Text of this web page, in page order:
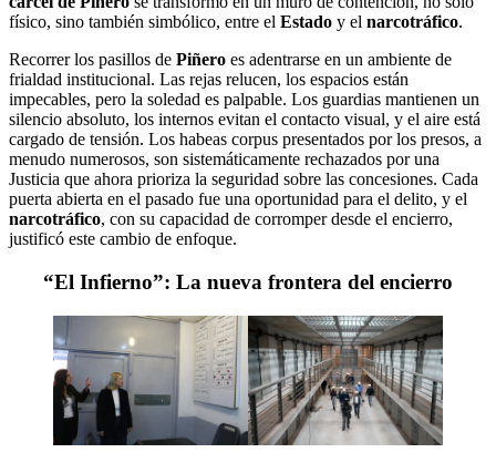
físico, sino también simbólico, entre el Estado y el narcotráfico.
Recorrer los pasillos de Piñero es adentrarse en un ambiente de
frialdad institucional. Las rejas relucen, los espacios están
impecables, pero la soledad es palpable. Los guardias mantienen un
silencio absoluto, los internos evitan el contacto visual, y el aire está
cargado de tensión. Los habeas corpus presentados por los presos, a
menudo numerosos, son sistemáticamente rechazados por una
Justicia que ahora prioriza la seguridad sobre las concesiones. Cada
puerta abierta en el pasado fue una oportunidad para el delito, y el
narcotráfico, con su capacidad de corromper desde el encierro,
justificó este cambio de enfoque.
“El Infierno”: La nueva frontera del encierro